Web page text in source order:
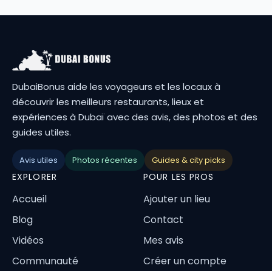
DubaiBonus aide les voyageurs et les locaux à
découvrir les meilleurs restaurants, lieux et
expériences à Dubaï avec des avis, des photos et des
guides utiles.
Avis utiles Photos récentes Guides & city picks
EXPLORER
Accueil
Blog
Vidéos
Communauté
POUR LES PROS
Ajouter un lieu
Contact
Mes avis
Créer un compte